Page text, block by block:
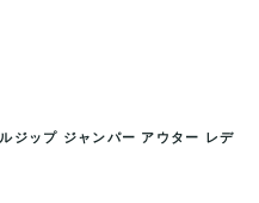
ジップ ジャンパー アウター レデ